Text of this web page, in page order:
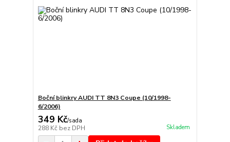
Boční blinkry AUDI TT 8N3 Coupe (10/1998-
6/2006)
349 Kč/sada
288 Kč bez DPH Skladem